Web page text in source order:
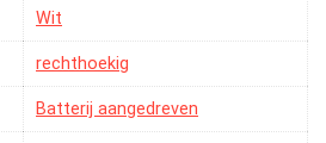
‎Wit
‎rechthoekig
‎Batterij aangedreven